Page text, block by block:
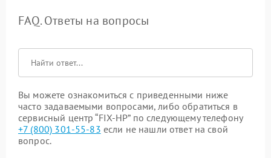
FAQ. Ответы на вопросы
Вы можете ознакомиться с приведенными ниже
часто задаваемыми вопросами, либо обратиться в
сервисный центр “FIX-HP” по следующему телефону
+7 (800) 301-55-83 если не нашли ответ на свой
вопрос.